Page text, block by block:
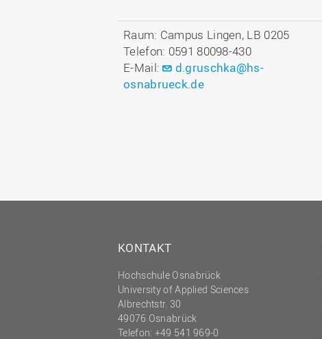
Raum: Campus Lingen, LB 0205
Telefon: 0591 80098-430
E-Mail:
d.gruschka@hs-
osnabrueck.de
KONTAKT
Hochschule Osnabrück
University of Applied Sciences
Albrechtstr. 30
49076 Osnabrück
Telefon: +49 541 969-0